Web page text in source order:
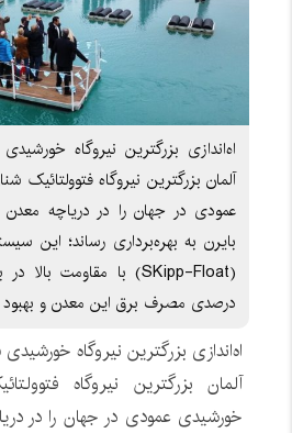
اه‌اندازی بزرگترین نیروگاه
آلمان بزرگترین نیروگاه فتوولتائیک
عمودی در جهان را در دریاچه
بایرن به بهره‌برداری رساند؛ این
درصدی مصرف برق این معدن و بهبود
اه‌اندازی بزرگترین نیروگاه
آلمان بزرگترین نیروگاه
خورشیدی عمودی در جهان را در